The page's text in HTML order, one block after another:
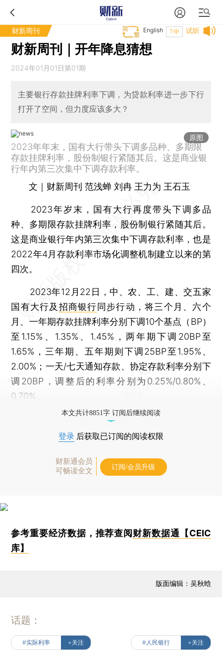
财新周刊 试听
T中
English
财新周刊｜开年降息猜想
2024年01月01日第01期
主要银行存款挂牌利率下调，为贷款利率进一步下行
打开了空间，但力度应该多大？
原图
2023年年末，国有大行带头下调多品种、多期限
存款挂牌利率，股份制银行紧随其后。这是商业银
行年内第三次集中下调存款利率。
文｜财新周刊 范浅蝉 刘冉 王力为 王石玉
2023年岁末，国有大行再度带头下调多品
种、多期限存款挂牌利率，股份制银行紧随其后。
这是商业银行年内第三次集中下调存款利率，也是
2022年4月存款利率市场化调整机制建立以来的第
四次。
2023年12月22日，中、农、工、建、交五家
国有大行及 招商银行 同步行动，将三个月、六个
月、一年期存款挂牌利率分别下调10个基点（BP）
至1.15%、1.35%、1.45%，两年期下调20BP至
1.65%，三年期、五年期则下调25BP至1.95%、
2.00%；一天/七天通知存款、协定存款利率分别下
调20BP，调整后的利率分别为0.25%/0.80%、
0.70%。
本文共计8851字 订阅后继续阅读
登录 后获取已订阅的阅读权限
财新通会员
可畅读全文
订阅/会员升级
参考重要经济数据，推荐查阅 财新数据通【CEIC
库】
版面编辑：吴秋晗
话题：
#实际利率 +关注 #人民银行 +关注